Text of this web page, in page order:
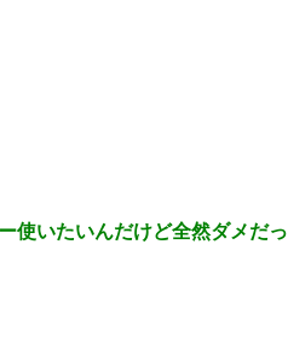
使いたいんだけど全然ダメだ